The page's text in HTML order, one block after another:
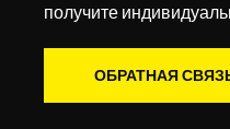
получите
ОБРАТНАЯ